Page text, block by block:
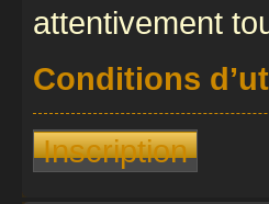
attentivement
Conditions
Inscription